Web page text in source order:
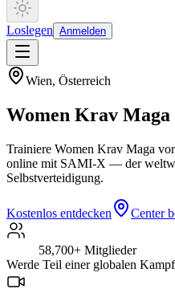
Loslegen Anmelden
Wien, Österreich
Women Krav
Trainiere Women Krav Maga
online mit SAMI-X — der
Selbstverteidigung.
Kostenlos entdecken Center
58,700+ Mitglieder
Werde Teil einer globalen